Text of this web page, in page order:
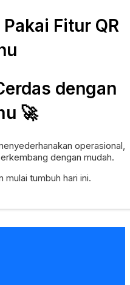
Fitur QR
dengan
🚀
operasional,
dengan mudah.
mulai tumbuh hari ini.